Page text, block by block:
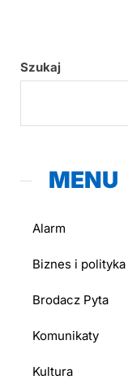
Szukaj
MENU
Alarm
Biznes i polityka
Brodacz Pyta
Komunikaty
Kultura